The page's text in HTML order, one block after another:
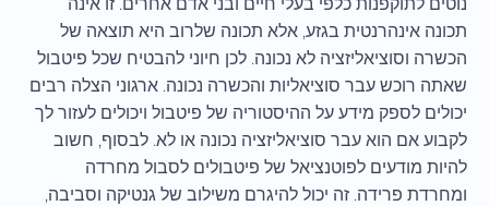
תכונה אינהרנטית בגזע, אלא תכונה שלרוב היא תוצאה של
הכשרה וסוציאליזציה לא נכונה. לכן חיוני להבטיח שכל פיטבול
שאתה רוכש עבר סוציאליות והכשרה נכונה. ארגוני הצלה רבים
יכולים לספק מידע על ההיסטוריה של פיטבול ויכולים לעזור לך
לקבוע אם הוא עבר סוציאליזציה נכונה או לא. לבסוף, חשוב
להיות מודעים לפוטנציאל של פיטבולים לסבול מחרדה
ומחרדת פרידה. זה יכול להיגרם משילוב של גנטיקה וסביבה,